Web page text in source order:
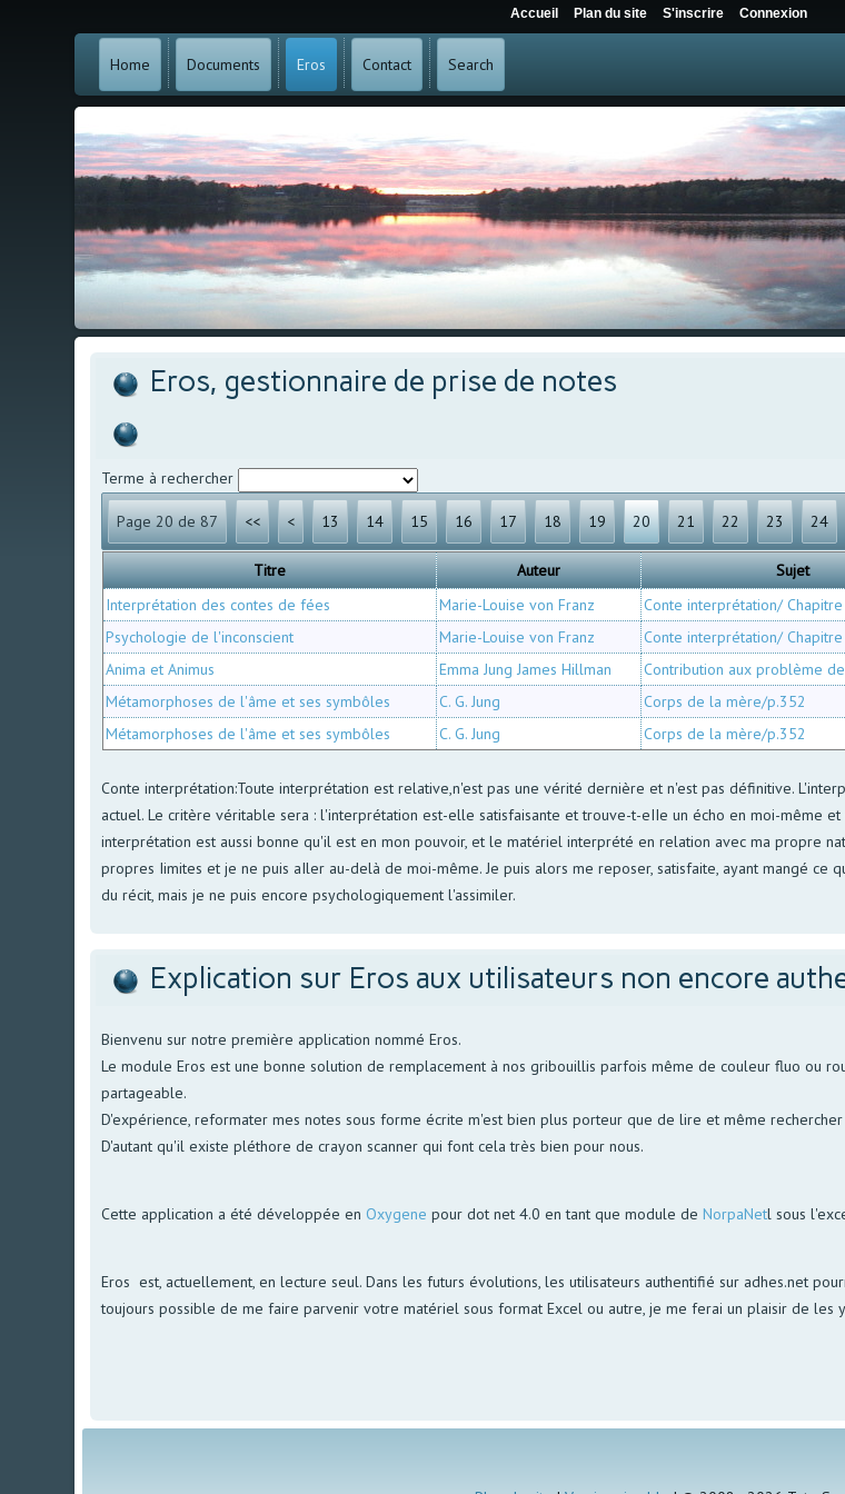
Home Documents Eros Contact Search
Eros, gestionnaire de prise de notes
Terme à rechercher
Page 20 de 87 << < 13 14 15 16 17 18 19 20 21 22 23 24
Titre Auteur Sujet
Interprétation des contes de fées
Marie-Louise von Franz Conte interprétation/ Chapitre
Psychologie de l'inconscient
Marie-Louise von Franz Conte interprétation/ Chapitre
Anima et Animus
Emma Jung James Hillman Contribution aux problème
Métamorphoses de l'âme et ses symbôles
C. G. Jung Corps de la mère/p.352
Métamorphoses de l'âme et ses symbôles
C. G. Jung Corps de la mère/p.352
Conte interprétation:Toute interprétation est relative,n'est pas une vérité dernière et n'est pas définitive.
actuel. Le critère véritable sera : l'interprétation est-elle satisfaisante et trouve-t-eIIe un écho en moi-même
interprétation est aussi bonne qu'il est en mon pouvoir, et le matériel interprété en relation avec ma propre
propres Iimites et je ne puis aIler au-delà de moi-même. Je puis alors me reposer, satisfaite, ayant mangé
du récit, mais je ne puis encore psychologiquement l'assimiler.
Explication sur Eros aux utilisateurs non encore
Bienvenu sur notre première application nommé Eros.
Le module Eros est une bonne solution de remplacement à nos gribouillis parfois même de couleur fluo ou
partageable.
D'expérience, reformater mes notes sous forme écrite m'est bien plus porteur que de lire et même
D'autant qu'il existe pléthore de crayon scanner qui font cela très bien pour nous.
Cette application a été développée en Oxygene pour dot net 4.0 en tant que module deNorpaNetl sous
Eros est, actuellement, en lecture seul. Dans les futurs évolutions, les utilisateurs authentifié sur adhes.net
toujours possible de me faire parvenir votre matériel sous format Excel ou autre, je me ferai un plaisir de les
Accueil Plan du site S'inscrire Connexion